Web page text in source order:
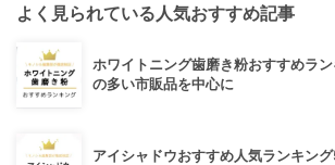
よく見られている人気おすすめ記事
ホワイトニング歯磨き粉おすすめラ
の多い市販品を中心に
アイシャドウおすすめ人気ランキン